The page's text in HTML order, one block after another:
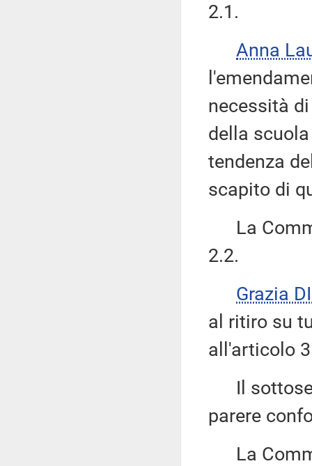
2.1.
Anna
necessità
della
tendenza
scapito di
La
2.2.
Grazia
al ritiro su
all'articolo
Il
parere
La